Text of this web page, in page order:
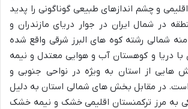
اقلیمی و چشم اندازهای طبیعی گوناگونی را پدید
در شمال ایران در جوار دریای مازندران و
شمالی رشته کوه های البرز شرقی واقع شده
دریا و کوهستان آب و هوایی معتدل و نیمه
هایی از استان به ویژه در نواحی جنوبی و
است. در مقابل بخش های شمالی استان به دلیل
به مرز ترکمنستان اقلیمی خشک و نیمه خشک